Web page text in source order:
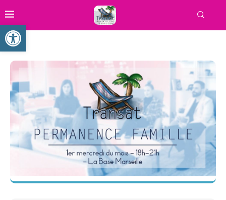
Ouvrir la barre d’outils